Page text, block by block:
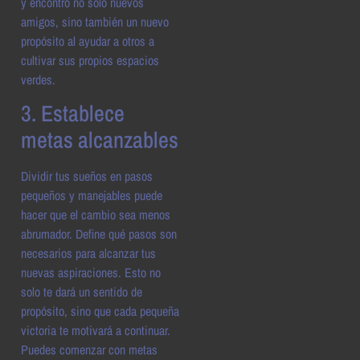
amigos, sino también un nuevo
propósito al ayudar a otros a
cultivar sus propios espacios
verdes.
3. Establece
metas alcanzables
Dividir tus sueños en pasos
pequeños y manejables puede
hacer que el cambio sea menos
abrumador. Define qué pasos son
necesarios para alcanzar tus
nuevas aspiraciones. Esto no
solo te dará un sentido de
propósito, sino que cada pequeña
victoria te motivará a continuar.
Puedes comenzar con metas